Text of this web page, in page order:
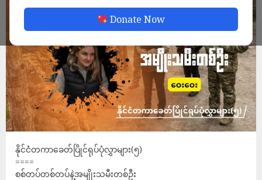
Donate Now
နိုင်ငံတကာခေတ်ပြိုင်ရုပ်ပုံလွှာများ(၅)
====
စစ်တပ်တစ်တပ်နဲ့အမျိုးသမီးတစ်ဦး